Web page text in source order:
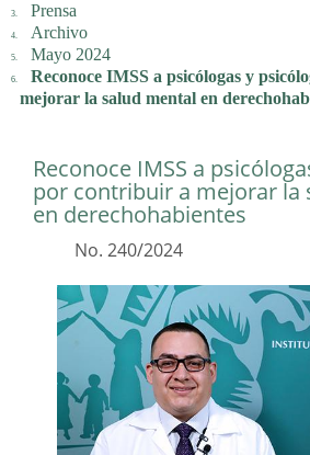
Prensa
Archivo
Mayo 2024
Reconoce IMSS a psicólogas y
mejorar la salud mental en
Reconoce IMSS a
por contribuir a mejorar la
en derechohabientes
No. 240/2024